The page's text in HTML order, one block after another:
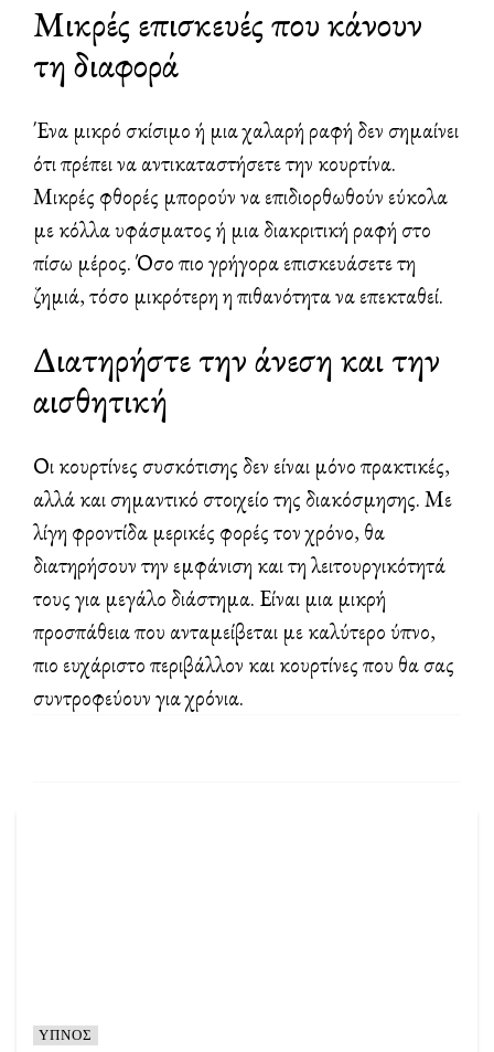
Μικρές επισκευές που κάνουν
τη διαφορά
Ένα μικρό σκίσιμο ή μια χαλαρή ραφή δεν σημαίνει
ότι πρέπει να αντικαταστήσετε την κουρτίνα.
Μικρές φθορές μπορούν να επιδιορθωθούν εύκολα
με κόλλα υφάσματος ή μια διακριτική ραφή στο
πίσω μέρος. Όσο πιο γρήγορα επισκευάσετε τη
ζημιά, τόσο μικρότερη η πιθανότητα να επεκταθεί.
Διατηρήστε την άνεση και την
αισθητική
Οι κουρτίνες συσκότισης δεν είναι μόνο πρακτικές,
αλλά και σημαντικό στοιχείο της διακόσμησης. Με
λίγη φροντίδα μερικές φορές τον χρόνο, θα
διατηρήσουν την εμφάνιση και τη λειτουργικότητά
τους για μεγάλο διάστημα. Είναι μια μικρή
προσπάθεια που ανταμείβεται με καλύτερο ύπνο,
πιο ευχάριστο περιβάλλον και κουρτίνες που θα σας
συντροφεύουν για χρόνια.
ΥΠΝΟΣ